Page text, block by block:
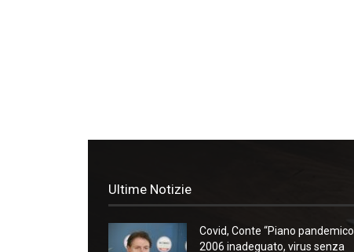
Ultime Notizie
Covid, Conte “Piano pandemico
2006 inadeguato, virus senza